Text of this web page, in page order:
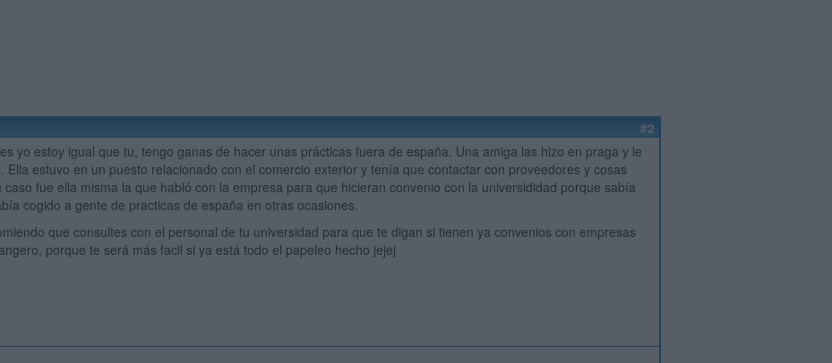
#2
yo estoy igual que tu, tengo ganas de hacer unas prácticas fuera de españa. Una amiga las hizo en praga y le
Ella estuvo en un puesto relacionado con el comercio exterior y tenía que contactar con proveedores y cosas
caso fue ella misma la que habló con la empresa para que hicieran convenio con la universididad porque sabía
cogido a gente de practicas de españa en otras ocasiones.
que consultes con el personal de tu universidad para que te digan si tienen ya convenios con empresas
porque te será más facil si ya está todo el papeleo hecho jejej